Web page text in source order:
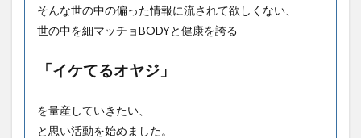
そんな世の中の偏った情報に流されて欲しくない、
世の中を細マッチョBODYと健康を誇る
「イケてるオヤジ」
を量産していきたい、
と思い活動を始めました。